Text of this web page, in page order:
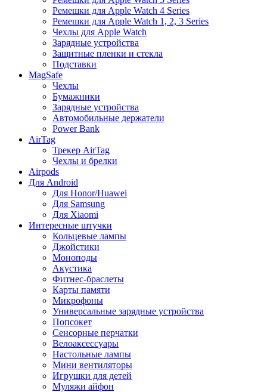
Ремешки для Apple Watch 4 Series
Ремешки для Apple Watch 1, 2, 3 Series
Чехлы для Apple Watch
Зарядные устройства
Защитные пленки и стекла
Подставки
MagSafe
Чехлы
Бумажники
Зарядные устройства
Автомобильные держатели
Power Bank
AirTag
Трекер AirTag
Чехлы и брелки
Airpods
Для Android
Для Honor/Huawei
Для Samsung
Для Xiaomi
Интересные штучки
Кольцевые лампы
Джойстики
Моноподы
Акустика
Фитнес-браслеты
Карты памяти
Микрофоны
Универсальные зарядные устройства
Попсокет
Сенсорные перчатки
Велоаксессуары
Настольные лампы
Мини вентиляторы
Игрушки для детей
Муляжи айфон